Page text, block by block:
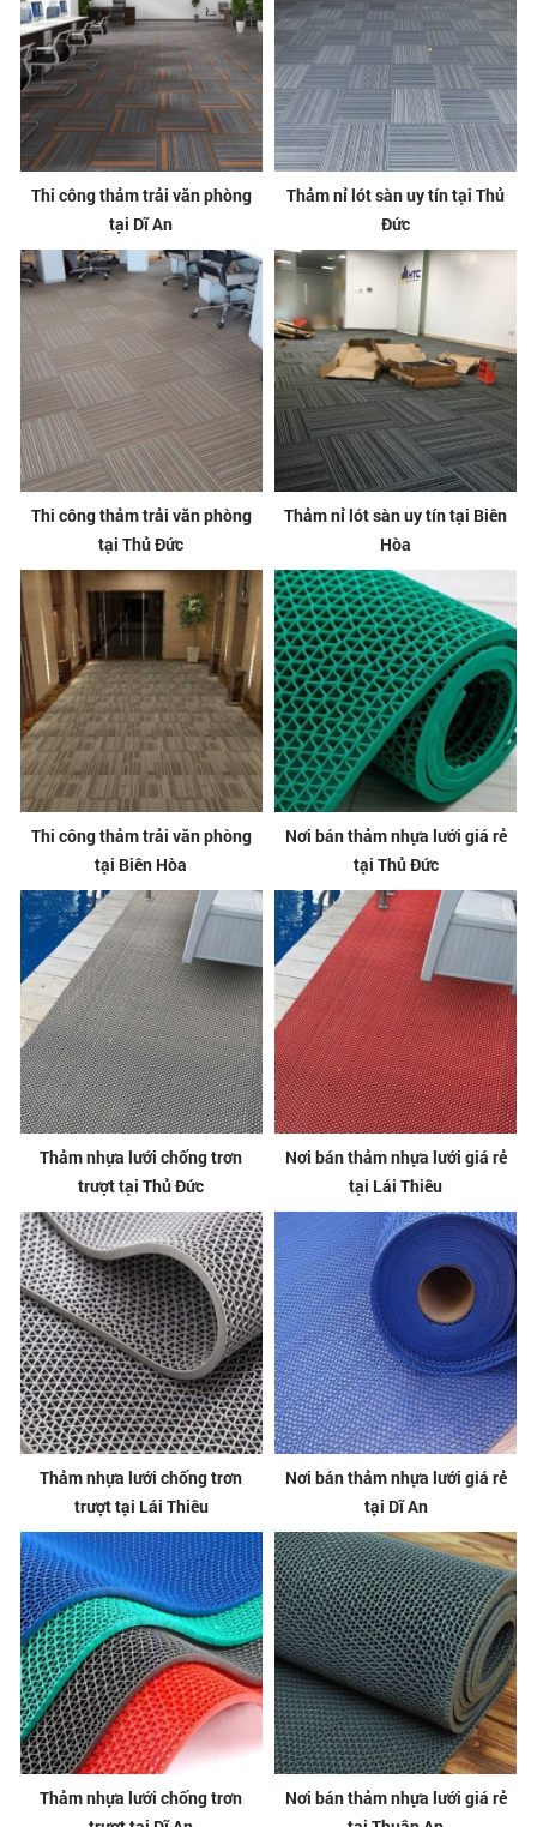
Thi công thảm trải văn phòng
tại Dĩ An
Thảm nỉ lót sàn uy tín tại Thủ
Đức
Thi công thảm trải văn phòng
tại Thủ Đức
Thảm nỉ lót sàn uy tín tại Biên
Hòa
Thi công thảm trải văn phòng
tại Biên Hòa
Nơi bán thảm nhựa lưới giá rẻ
tại Thủ Đức
Thảm nhựa lưới chống trơn
trượt tại Thủ Đức
Nơi bán thảm nhựa lưới giá rẻ
tại Lái Thiêu
Thảm nhựa lưới chống trơn
trượt tại Lái Thiêu
Nơi bán thảm nhựa lưới giá rẻ
tại Dĩ An
Thảm nhựa lưới chống trơn
Nơi bán thảm nhựa lưới giá rẻ